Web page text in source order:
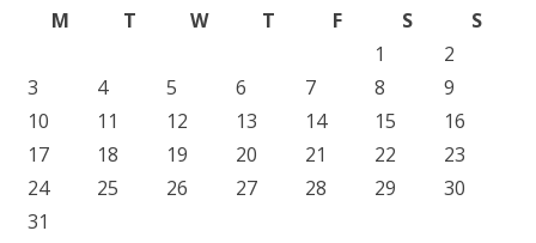
M
T W T F S
S
1
2
3
4 5 6 7 8
9
10
11 12 13 14 15
16
17
18 19 20 21 22
23
24
25 26 27 28 29
30
31